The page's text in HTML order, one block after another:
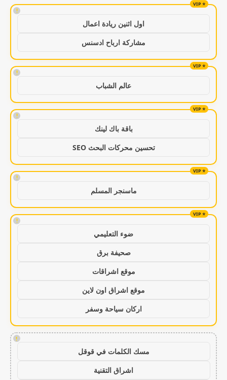
!
اول اثنين ريادة اعمال
مشاركة ارباح ادسنس
!
عالم الشباب
!
باقة باك لينك
تحسين محركات البحث SEO
!
ماسنجر المسلم
!
ضوء التعليمي
صحيفة برق
موقع اشراقات
موقع اشراق اون لاين
اركان سياحة وسفر
!
مسك الكلمات في قوقل
اشراق التقنية